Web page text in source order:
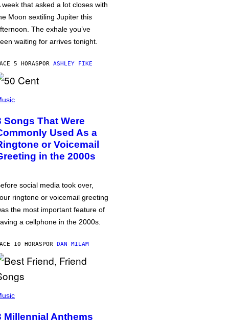
week that asked a lot closes with
Moon sextiling Jupiter this
The exhale you’ve
waiting for arrives tonight.
5 HORASPOR ASHLEY FIKE
Songs That Were
Used As a
or Voicemail
in the 2000s
social media took over,
ringtone or voicemail greeting
the most important feature of
a cellphone in the 2000s.
10 HORASPOR DAN MILAM
Millennial Anthems